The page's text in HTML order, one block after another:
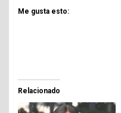
Me gusta esto:
Relacionado